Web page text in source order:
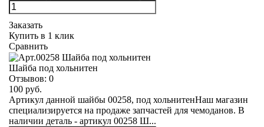
Заказать
Купить в 1 клик
Сравнить
Шайба под хольнитен
Отзывов: 0
100 руб.
Артикул данной шайбы 00258, под хольнитенНаш магазин
специализируется на продаже запчастей для чемоданов. В
наличии деталь - артикул 00258 Ш...